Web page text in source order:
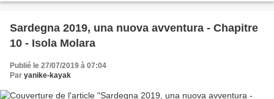
Sardegna 2019, una nuova avventura - Chapitre
10 - Isola Molara
Publié le 27/07/2019 à 07:04
Par yanike-kayak